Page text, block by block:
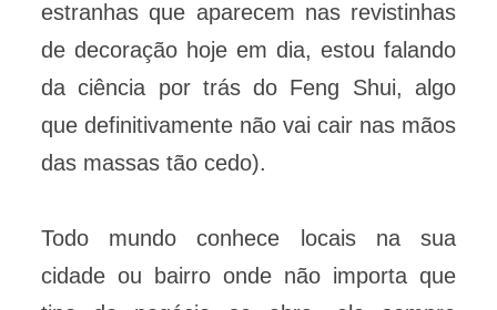
estranhas que aparecem nas revistinhas
de decoração hoje em dia, estou falando
da ciência por trás do Feng Shui, algo
que definitivamente não vai cair nas mãos
das massas tão cedo).
Todo mundo conhece locais na sua
cidade ou bairro onde não importa que